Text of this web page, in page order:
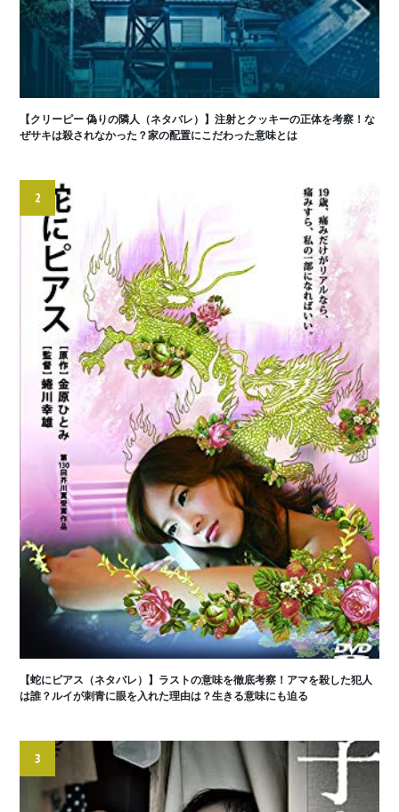
【クリーピー 偽りの隣人（ネタバレ）】注射とクッキーの正体を考察！な
ぜサキは殺されなかった？家の配置にこだわった意味とは
2
【蛇にピアス（ネタバレ）】ラストの意味を徹底考察！アマを殺した犯人
は誰？ルイが刺青に眼を入れた理由は？生きる意味にも迫る
3